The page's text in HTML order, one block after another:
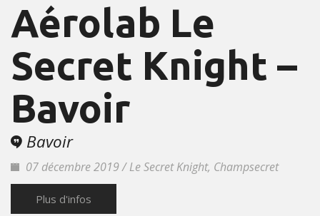
Aérolab Le
Secret Knight –
Bavoir
Bavoir
07 décembre 2019 / Le Secret Knight, Champsecret
Plus d'infos